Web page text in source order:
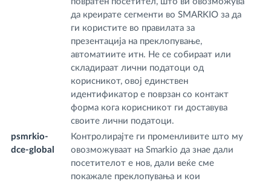
да креирате сегменти во SMARKIO за да
ги користите во правилата за
презентација на преклопување,
автоматиите итн. Не се собираат или
складираат лични податоци од
корисникот, овој единствен
идентификатор е поврзан со контакт
форма кога корисникот ги доставува
своите лични податоци.
psmrkio-
dce-global
Контролирајте ги променливите што му
овозможуваат на Smarkio да знае дали
посетителот е нов, дали веќе сме
покажале преклопувања и кои